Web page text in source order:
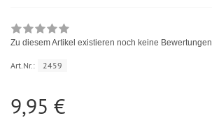
Zu diesem Artikel existieren noch keine Bewertungen
Art.Nr.: 2459
9,95 €